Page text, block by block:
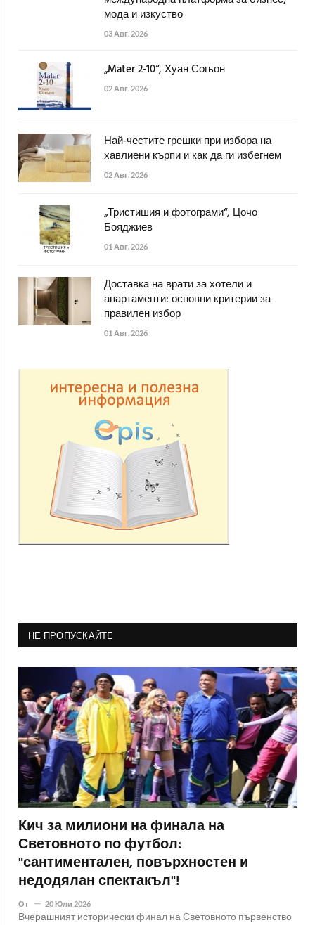
мода и изкуство
03 Авг. 2026
„Mater 2-10“, Хуан Согьон
02 Авг. 2026
Най-честите грешки при избора на
хавлиени кърпи и как да ги избегнем
02 Авг. 2026
„Тристишия и фотограми“, Цочо
Бояджиев
01 Авг. 2026
Доставка на врати за хотели и
апартаменти: основни критерии за
правилен избор
01 Авг. 2026
НЕ ПРОПУСКАЙТЕ
Кич за милиони на финала на
Световното по футбол:
"сантиментален, повърхностен и
недодялан спектакъл"!
От 20 Юли 2026
Вчерашният исторически финал на Световното първенство